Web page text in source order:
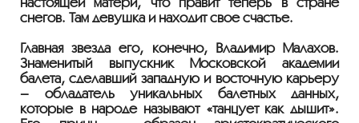
снегов. Там девушка и находит свое счастье.
Главная звезда его, конечно, Владимир Малахов.
Знаменитый выпускник Московской академии
балета, сделавший западную и восточную карьеру
– обладатель уникальных балетных данных,
которые в народе называют «танцует как дышит».